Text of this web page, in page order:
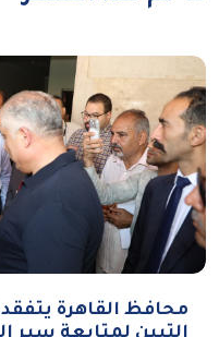
محافظ القاهرة يتفقد